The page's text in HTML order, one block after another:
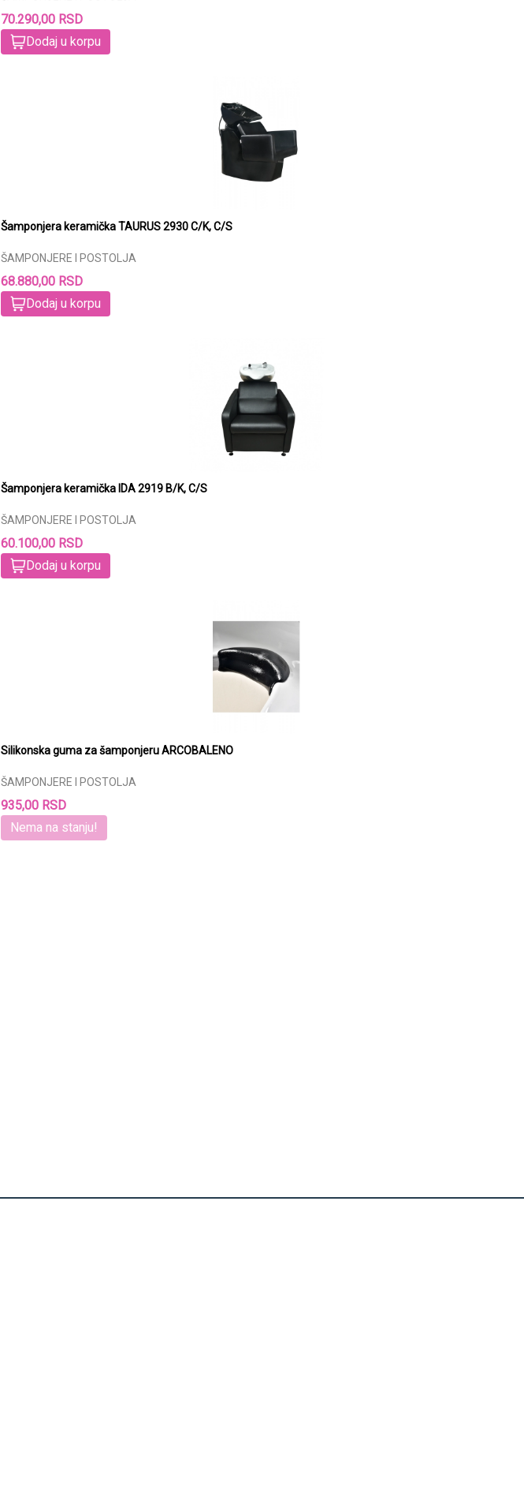
70.290,00 RSD
Dodaj u korpu
Šamponjera keramička TAURUS 2930 C/K, C/S
ŠAMPONJERE I POSTOLJA
68.880,00 RSD
Dodaj u korpu
Šamponjera keramička IDA 2919 B/K, C/S
ŠAMPONJERE I POSTOLJA
60.100,00 RSD
Dodaj u korpu
Silikonska guma za šamponjeru ARCOBALENO
ŠAMPONJERE I POSTOLJA
935,00 RSD
Nema na stanju!